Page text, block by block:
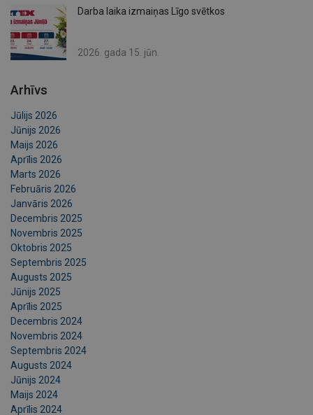
Darba laika izmaiņas Līgo svētkos
2026. gada 15. jūn.
Arhīvs
Jūlijs 2026
Jūnijs 2026
Maijs 2026
Aprīlis 2026
Marts 2026
Februāris 2026
Janvāris 2026
Decembris 2025
Novembris 2025
Oktobris 2025
Septembris 2025
Augusts 2025
Jūnijs 2025
Aprīlis 2025
Decembris 2024
Novembris 2024
Septembris 2024
Augusts 2024
Jūnijs 2024
Maijs 2024
Aprīlis 2024